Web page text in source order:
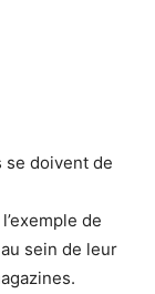
se doivent de
de
sein de leur